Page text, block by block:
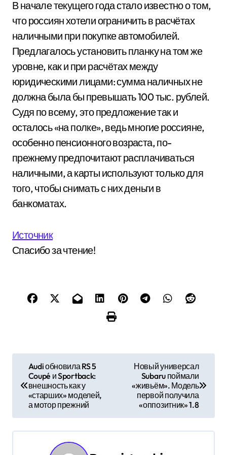
В начале текущего года стало известно о том,
что россиян хотели ограничить в расчётах
наличными при покупке автомобилей.
Предлагалось установить планку на том же
уровне, как и при расчётах между
юридическими лицами: сумма наличных не
должна была бы превышать 100 тыс. рублей.
Судя по всему, это предложение так и
осталось «на полке», ведь многие россияне,
особенно пенсионного возраста, по-
прежнему предпочитают расплачиваться
наличными, а карты используют только для
того, чтобы снимать с них деньги в
банкоматах.
Источник
Спасибо за чтение!
и
Audi обновила RS 5
Coupé и Sportback:
внешность как у
«старших» моделей,
а мотор прежний
Новый универсал
Subaru поймали
«живьём». Модель
первой получила
«оппозитник» 1.8